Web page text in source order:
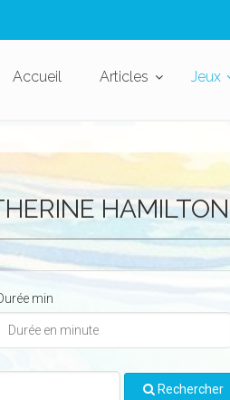
Accueil Articles Jeux
HAMILTON
min
Rechercher